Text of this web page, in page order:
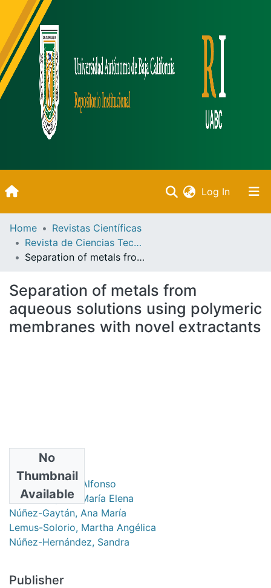
Log In(current)
Inicio
Communities & Collections
Statistics
Bibliotecas
Home
Revistas Científicas
Revista de Ciencias Tecnológicas
Separation of metals from aqueous solutions using polymeric membranes with novel extractants
Separation of metals from
aqueous solutions using polymeric
membranes with novel extractants
No
Thumbnail
Available
Authors
Lemus-Solorio, Alfonso
Núñez-Gaytán, María Elena
Núñez-Gaytán, Ana María
Lemus-Solorio, Martha Angélica
Núñez-Hernández, Sandra
Publisher